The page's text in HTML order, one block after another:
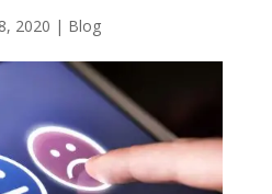
2020 | Blog